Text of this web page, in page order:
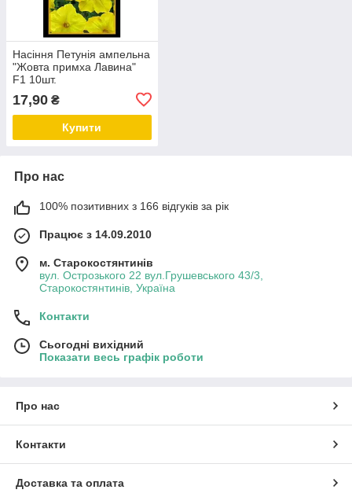
Насіння Петунія ампельна
"Жовта примха Лавина"
F1 10шт.
17,90 ₴
Купити
Про нас
100% позитивних з 166 відгуків за рік
Працює з 14.09.2010
м. Старокостянтинів
вул. Острозького 22 вул.Грушевського 43/3,
Старокостянтинів, Україна
Контакти
Сьогодні вихідний
Показати весь графік роботи
Про нас
Контакти
Доставка та оплата